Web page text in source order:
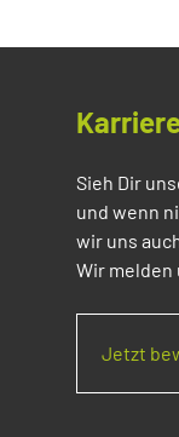
Sieh Dir
und wenn
wir uns
Wir melden
Jetzt